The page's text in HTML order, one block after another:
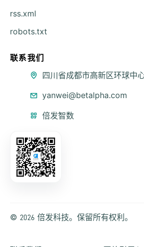
rss.xml
robots.txt
联系我们
公司地址
四川省成都市高新区环球中心
联系邮箱
yanwei@betalpha.com
微信公众号
倍发智数
© 2026 倍发科技。保留所有权利。